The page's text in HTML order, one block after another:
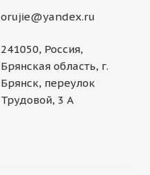
orujie@yandex.ru
241050, Россия,
Брянская область, г.
Брянск, переулок
Трудовой, 3 А